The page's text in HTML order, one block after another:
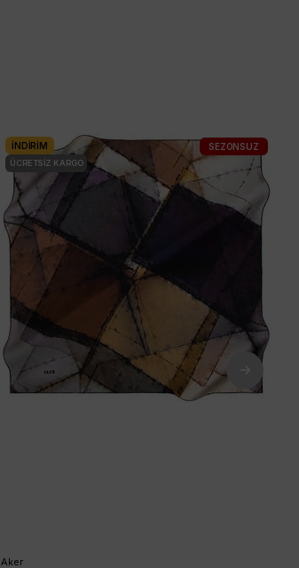
Aker
İNDIRIM
ÜCRETSIZ KARGO
SEZONSUZ